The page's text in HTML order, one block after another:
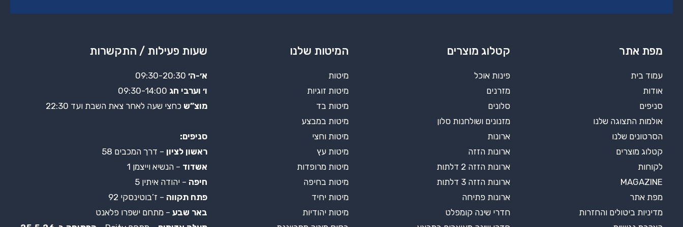
מפת אתר
עמוד בית
אודות
סניפים
אולמות התצוגה שלנו
הסרטונים שלנו
קטלוג מוצרים
לקוחות
MAGAZINE
מפת אתר
מדיניות ביטולים והחזרות
קטלוג מוצרים
פינות אוכל
מזרנים
סלונים
מזנונים ושולחנות סלון
ארונות
ארונות הזזה
ארונות הזזה 2 דלתות
ארונות הזזה 3 דלתות
ארונות פתיחה
חדרי שינה קומפלט
המיטות שלנו
מיטות
מיטות זוגיות
מיטות בד
מיטות במבצע
מיטות וחצי
מיטות עץ
מיטות מרופדות
מיטות בחיפה
מיטות יחיד
מיטות יהודיות
שעות פעילות / התקשרות
א׳-ה׳ 09:30-20:30
ו׳ וערבי חג
מוצ”ש כחצי שעה לאחר צאת השבת ועד 22:30
סניפים:
ראשון לציון – דרך המכבים 58
אשדוד – הנשיא וייצמן 1
חיפה – יהודה איתין 5
פתח תקווה – ז’בוטינסקי 92
באר שבע– מתחם ישפרו פלאנט